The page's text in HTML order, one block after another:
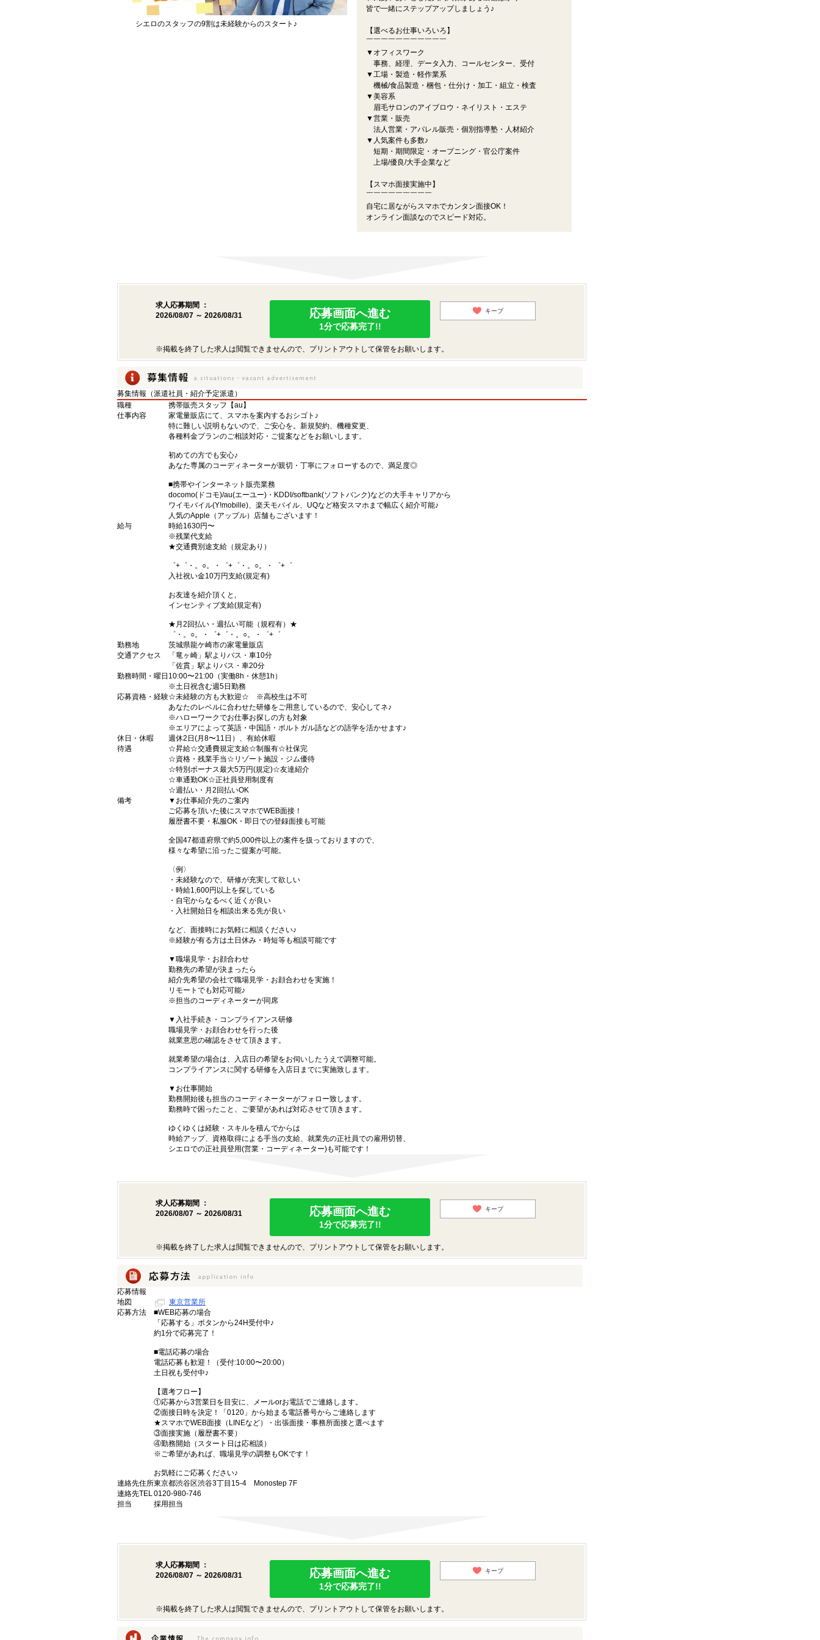
シエロのスタッフの9割は未経験からのスタート♪
皆で一緒にステップアップしましょう♪
【選べるお仕事いろいろ】
￣￣￣￣￣￣￣￣￣￣￣
▼オフィスワーク
事務、経理、データ入力、コールセンター、受付
▼工場・製造・軽作業系
機械/食品製造・梱包・仕分け・加工・組立・検査
▼美容系
眉毛サロンのアイブロウ・ネイリスト・エステ
▼営業・販売
法人営業・アパレル販売・個別指導塾・人材紹介
▼人気案件も多数♪
短期・期間限定・オープニング・官公庁案件
上場/優良/大手企業など
【スマホ面接実施中】
￣￣￣￣￣￣￣￣￣
自宅に居ながらスマホでカンタン面接OK！
オンライン面談なのでスピード対応。
求人応募期間 ：
2026/08/07 ～ 2026/08/31
応募画面へ進む
1分で応募完了!!
キープ
※掲載を終了した求人は閲覧できませんので、プリントアウトして保管をお願いします。
募集情報（派遣社員・紹介予定派遣）
職種
携帯販売スタッフ【au】
仕事内容
家電量販店にて、スマホを案内するおシゴト♪
特に難しい説明もないので、ご安心を。新規契約、機種変更、
各種料金プランのご相談対応・ご提案などをお願いします。
初めての方でも安心♪
あなた専属のコーディネーターが親切・丁寧にフォローするので、満足度◎
■携帯やインターネット販売業務
docomo(ドコモ)/au(エーユー)・KDDI/softbank(ソフトバンク)などの大手キャリアから
ワイモバイル(Y!mobille)、楽天モバイル、UQなど格安スマホまで幅広く紹介可能♪
人気のApple（アップル）店舗もございます！
給与
時給1630円〜
※残業代支給
★交通費別途支給（規定あり）
゜+゜・。○。・゜+゜・。○。・゜+゜
入社祝い金10万円支給(規定有)
お友達を紹介頂くと,
インセンティブ支給(規定有)
★月2回払い・週払い可能（規程有）★
゜・。○。・゜+゜・。○。・゜+゜
勤務地
茨城県龍ケ崎市の家電量販店
交通アクセス
「竜ヶ崎」駅よりバス・車10分
「佐貫」駅よりバス・車20分
勤務時間・曜日 10:00〜21:00（実働8h・休憩1h）
※土日祝含む週5日勤務
応募資格・経験☆未経験の方も大歓迎☆ ※高校生は不可
あなたのレベルに合わせた研修をご用意しているので、安心してネ♪
※ハローワークでお仕事お探しの方も対象
※エリアによって英語・中国語・ポルトガル語などの語学を活かせます♪
休日・休暇
週休2日(月8〜11日）、有給休暇
待遇
☆昇給☆交通費規定支給☆制服有☆社保完
☆資格・残業手当☆リゾート施設・ジム優待
☆特別ボーナス最大5万円(規定)☆友達紹介
☆車通勤OK☆正社員登用制度有
☆週払い・月2回払いOK
備考
▼お仕事紹介先のご案内
ご応募を頂いた後にスマホでWEB面接！
履歴書不要・私服OK・即日での登録面接も可能
全国47都道府県で約5,000件以上の案件を扱っておりますので、
様々な希望に沿ったご提案が可能。
〈例〉
・未経験なので、研修が充実して欲しい
・時給1,600円以上を探している
・自宅からなるべく近くが良い
・入社開始日を相談出来る先が良い
など、面接時にお気軽に相談ください♪
※経験が有る方は土日休み・時短等も相談可能です
▼職場見学・お顔合わせ
勤務先の希望が決まったら
紹介先希望の会社で職場見学・お顔合わせを実施！
リモートでも対応可能♪
※担当のコーディネーターが同席
▼入社手続き・コンプライアンス研修
職場見学・お顔合わせを行った後
就業意思の確認をさせて頂きます。
就業希望の場合は、入店日の希望をお伺いしたうえで調整可能。
コンプライアンスに関する研修を入店日までに実施致します。
▼お仕事開始
勤務開始後も担当のコーディネーターがフォロー致します。
勤務時で困ったこと、ご要望があれば対応させて頂きます。
ゆくゆくは経験・スキルを積んでからは
時給アップ、資格取得による手当の支給、就業先の正社員での雇用切替、
シエロでの正社員登用(営業・コーディネーター)も可能です！
求人応募期間 ：
2026/08/07 ～ 2026/08/31
応募画面へ進む
1分で応募完了!!
キープ
※掲載を終了した求人は閲覧できませんので、プリントアウトして保管をお願いします。
応募情報
地図
東京営業所
応募方法
■WEB応募の場合
「応募する」ボタンから24H受付中♪
約1分で応募完了！
■電話応募の場合
電話応募も歓迎！（受付:10:00〜20:00）
土日祝も受付中♪
【選考フロー】
①応募から3営業日を目安に、メールorお電話でご連絡します。
②面接日時を決定！「0120」から始まる電話番号からご連絡します
★スマホでWEB面接（LINEなど）・出張面接・事務所面接と選べます
③面接実施（履歴書不要）
④勤務開始（スタート日は応相談）
※ご希望があれば、職場見学の調整もOKです！
お気軽にご応募ください♪
連絡先住所東京都渋谷区渋谷3丁目15-4 Monostep 7F
連絡先TEL0120-980-746
担当
採用担当
求人応募期間 ：
2026/08/07 ～ 2026/08/31
応募画面へ進む
1分で応募完了!!
キープ
※掲載を終了した求人は閲覧できませんので、プリントアウトして保管をお願いします。